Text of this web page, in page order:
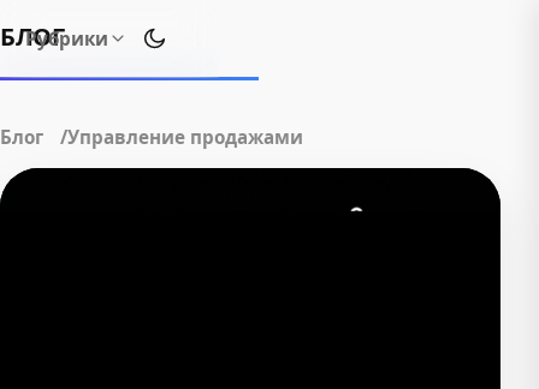
БЛОГ
Рубрики Переключить тему оформления
Блог Управление продажами